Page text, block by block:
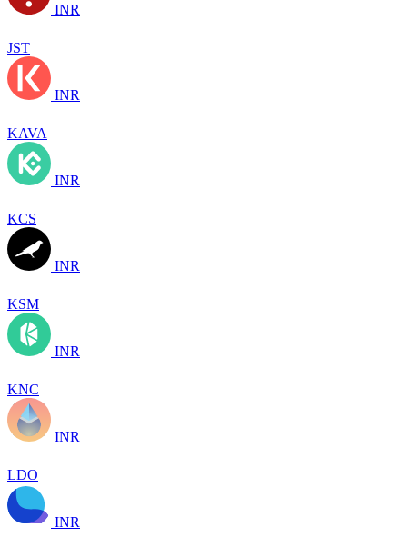
INR
JST
INR
KAVA
INR
KCS
INR
KSM
INR
KNC
INR
LDO
INR